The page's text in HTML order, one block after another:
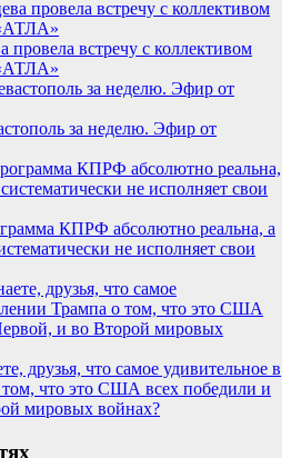
провела встречу с коллективом
за неделю. Эфир от
КПРФ абсолютно реальна, а
не исполняет свои
друзья, что самое удивительное в
том, что это США всех победили и
мировых войнах?